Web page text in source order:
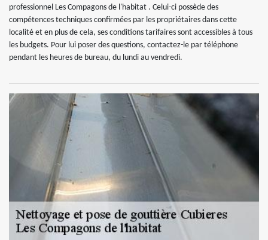
professionnel Les Compagons de l'habitat . Celui-ci possède des
compétences techniques confirmées par les propriétaires dans cette
localité et en plus de cela, ses conditions tarifaires sont accessibles à tous
les budgets. Pour lui poser des questions, contactez-le par téléphone
pendant les heures de bureau, du lundi au vendredi.